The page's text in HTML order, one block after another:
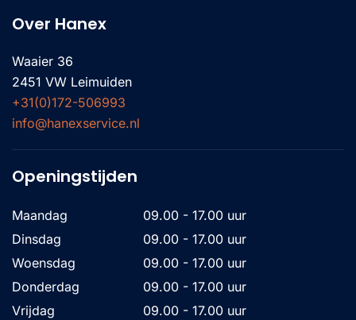
Over Hanex
Waaier 36
2451 VW Leimuiden
+31(0)172-506993
info@hanexservice.nl
Openingstijden
Maandag
09.00 - 17.00 uur
Dinsdag
09.00 - 17.00 uur
Woensdag
09.00 - 17.00 uur
Donderdag
09.00 - 17.00 uur
Vrijdag
09.00 - 17.00 uur